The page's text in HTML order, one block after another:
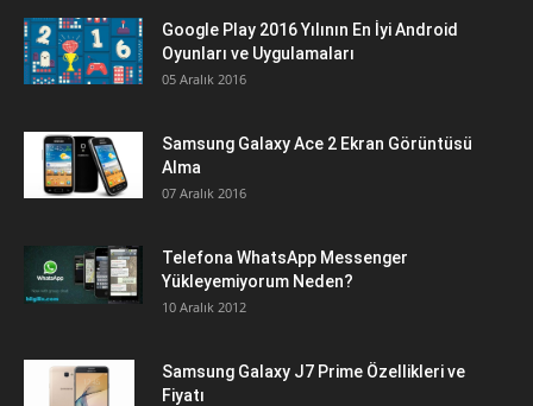
Google Play 2016 Yılının En İyi Android
Oyunları ve Uygulamaları
05 Aralık 2016
Samsung Galaxy Ace 2 Ekran Görüntüsü
Alma
07 Aralık 2016
Telefona WhatsApp Messenger
Yükleyemiyorum Neden?
10 Aralık 2012
Samsung Galaxy J7 Prime Özellikleri ve
Fiyatı